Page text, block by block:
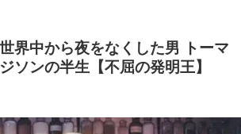
界中から夜をなくした男 トーマ
ソンの半生【不屈の発明王】